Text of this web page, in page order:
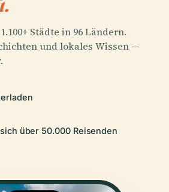
Städte in 96 Ländern.
und lokales Wissen —
über 50.000 Reisenden